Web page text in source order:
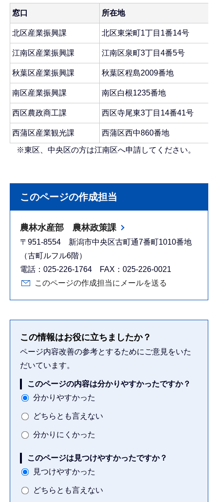
窓口 所在地
北区産業振興課 北区東栄町1丁目1番14号
江南区産業振興課 江南区泉町3丁目4番5号
秋葉区産業振興課 秋葉区程島2009番地
南区産業振興課 南区白根1235番地
西区農政商工課 西区寺尾東3丁目14番41号
西蒲区産業観光課 西蒲区西中860番地
※東区、中央区の方は江南区へ申請してください。
このページの作成担当
農林水産部 農林政策課
〒951-8554 新潟市中央区古町通7番町1010番地
（古町ルフル6階）
電話：025-226-1764 FAX：025-226-0021
このページの作成担当にメールを送る
この情報はお役に立ちましたか？
ページ内容改善の参考とするためにご意見をいた
だいています。
このページの内容は分かりやすかったですか？
分かりやすかった
どちらとも言えない
分かりにくかった
このページは見つけやすかったですか？
見つけやすかった
どちらとも言えない